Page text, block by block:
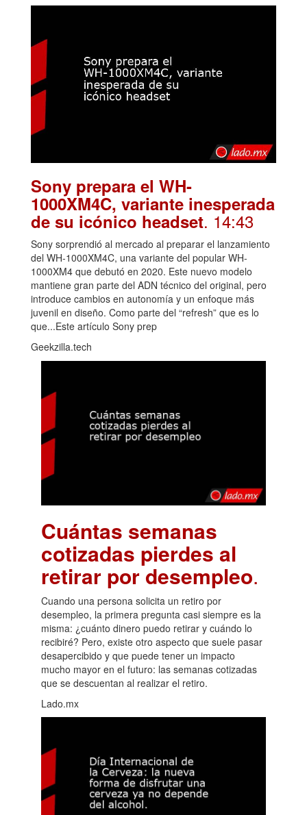
Sony prepara el WH-
1000XM4C, variante inesperada
de su icónico headset. 14:43
Sony sorprendió al mercado al preparar el lanzamiento
del WH-1000XM4C, una variante del popular WH-
1000XM4 que debutó en 2020. Este nuevo modelo
mantiene gran parte del ADN técnico del original, pero
introduce cambios en autonomía y un enfoque más
juvenil en diseño. Como parte del “refresh” que es lo
que...Este artículo Sony prep
Geekzilla.tech
Cuántas semanas
cotizadas pierdes al
retirar por desempleo.
Cuando una persona solicita un retiro por
desempleo, la primera pregunta casi siempre es la
misma: ¿cuánto dinero puedo retirar y cuándo lo
recibiré? Pero, existe otro aspecto que suele pasar
desapercibido y que puede tener un impacto
mucho mayor en el futuro: las semanas cotizadas
que se descuentan al realizar el retiro.
Lado.mx